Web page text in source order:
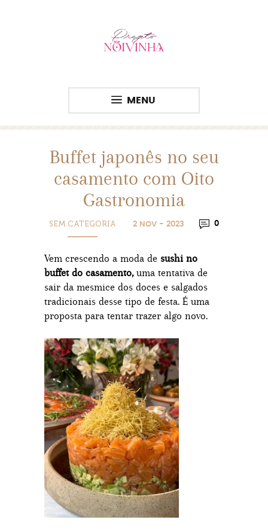
MENU
Buffet japonês no seu
casamento com Oito
Gastronomia
SEM CATEGORIA 2 NOV - 2023 0
Vem crescendo a moda de sushi no
buffet do casamento,uma tentativa de
sair da mesmice dos doces e salgados
tradicionais desse tipo de festa. É uma
proposta para tentar trazer algo novo.